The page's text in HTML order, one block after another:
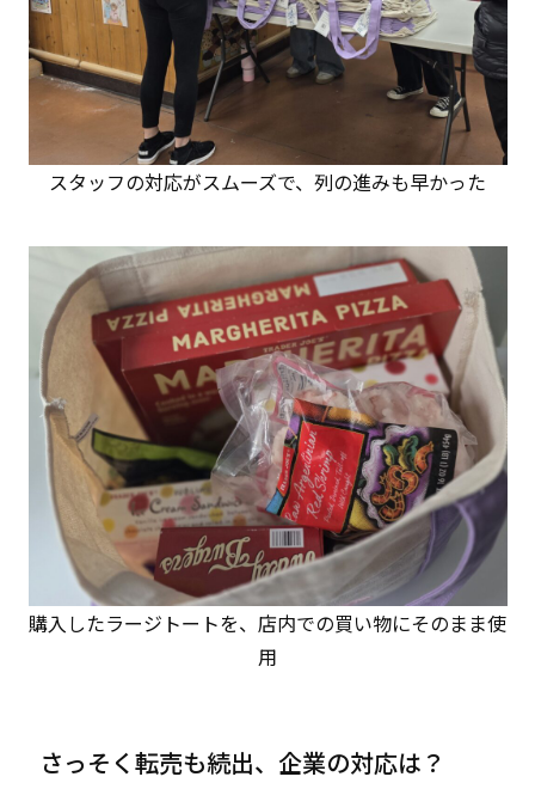
スタッフの対応がスムーズで、列の進みも早かった
購入したラージトートを、店内での買い物にそのまま使
用
さっそく転売も続出、企業の対応は？